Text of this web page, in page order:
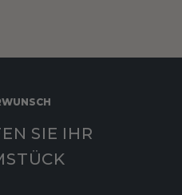
SIE IHR